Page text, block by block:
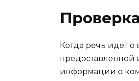
Когда речь идет
предоставленной
информации о